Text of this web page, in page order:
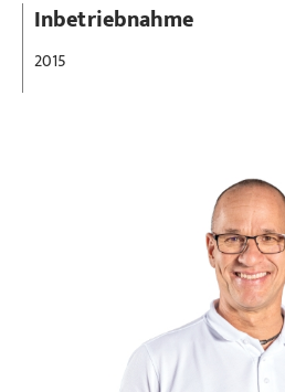
Inbetriebnahme
2015